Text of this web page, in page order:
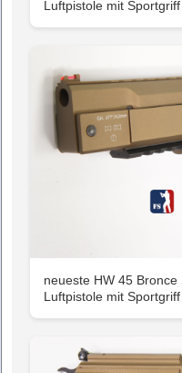
Luftpistole mit Sportgriff
neueste HW 45
Luftpistole mit Sportgriff